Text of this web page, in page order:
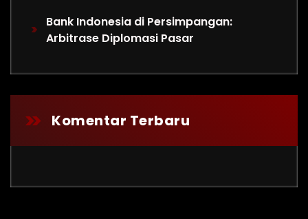
Bank Indonesia di Persimpangan:
Arbitrase Diplomasi Pasar
Komentar Terbaru